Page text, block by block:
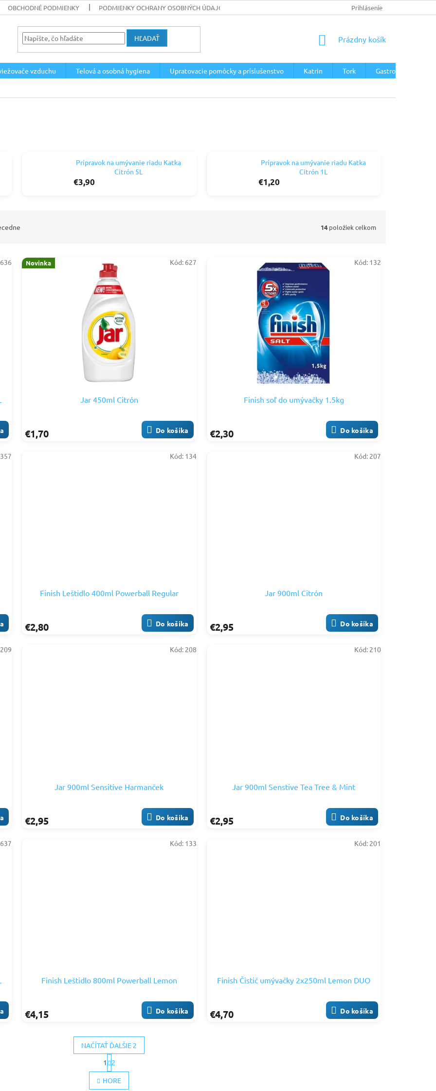
OBCHODNÉ PODMIENKY PODMIENKY OCHRANY OSOBNÝCH ÚDAJOV Prihlásenie
HĽADAŤ
NÁKUPNÝ
Prázdny košík
vzduchu Telová a osobná hygiena Upratovacie pomôcky a príslušenstvo Katrin Tork Gastro
Prípravok na umývanie riadu Katka
Citrón 5L
€3,90
Prípravok na umývanie riadu Katka
Citrón 1L
€1,20
14 položiek celkom
636 Novinka
Jar 450ml Citrón
€1,70 Do košíka
Kód: 627
Finish soľ do umývačky 1.5kg
€2,30 Do košíka
Kód: 132
357
Finish Leštidlo 400ml Powerball Regular
€2,80 Do košíka
Kód: 134
Jar 900ml Citrón
€2,95 Do košíka
Kód: 207
209
Jar 900ml Sensitive Harmanček
€2,95 Do košíka
Kód: 208
Jar 900ml Senstive Tea Tree & Mint
€2,95 Do košíka
Kód: 210
637
Finish Leštidlo 800ml Powerball Lemon
€4,15 Do košíka
Kód: 133
Finish Čistič umývačky 2x250ml Lemon DUO
€4,70 Do košíka
Kód: 201
O
v
l
NAČÍTAŤ ĎALŠIE 2
S
t
r
á
1 2
HORE